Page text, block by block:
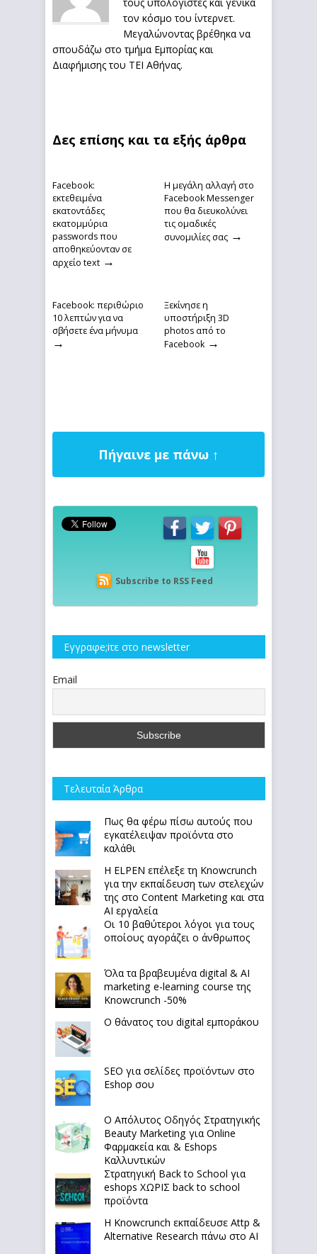
τον κόσμο του ίντερνετ.
Μεγαλώνοντας βρέθηκα να
σπουδάζω στο τμήμα Εμπορίας και
Διαφήμισης του ΤΕΙ Αθήνας.
Δες επίσης και τα εξής άρθρα
Facebook:
εκτεθειμένα
εκατοντάδες
εκατομμύρια
passwords που
αποθηκεύονταν σε
αρχείο text →
Η μεγάλη αλλαγή στο
Facebook Messenger
που θα διευκολύνει
τις ομαδικές
συνομιλίες σας →
Facebook: περιθώριο
10 λεπτών για να
σβήσετε ένα μήνυμα
→
Ξεκίνησε η
υποστήριξη 3D
photos από το
Facebook →
Πήγαινε με πάνω ↑
Subscribe to RSS Feed
Εγγραφe;iτε στο newsletter
Email
Τελευταία Άρθρα
Πως θα φέρω πίσω αυτούς που
εγκατέλειψαν προϊόντα στο
καλάθι
Η ELPEN επέλεξε τη Knowcrunch
για την εκπαίδευση των στελεχών
της στο Content Marketing και στα
AI εργαλεία
Οι 10 βαθύτεροι λόγοι για τους
οποίους αγοράζει ο άνθρωπος
Όλα τα βραβευμένα digital & AI
marketing e-learning course της
Knowcrunch -50%
Ο θάνατος του digital εμποράκου
SEO για σελίδες προϊόντων στο
Eshop σου
Ο Απόλυτoς Οδηγός Στρατηγικής
Beauty Marketing για Online
Φαρμακεία και & Eshops
Καλλυντικών
Στρατηγική Back to School για
eshops ΧΩΡΙΣ back to school
προϊόντα
Η Knowcrunch εκπαίδευσε Attp &
Alternative Research πάνω στο ΑΙ